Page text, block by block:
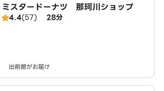
ミスタードーナツ 那珂川ショップ
4.4(57) 28分
出前館がお届け